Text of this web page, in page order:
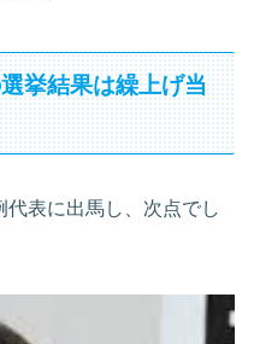
挙結果は繰上げ当
表に出馬し、次点でし